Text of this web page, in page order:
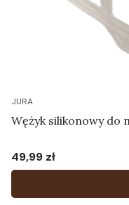
JURA
Wężyk silikonowy do
Cena
49,99 zł